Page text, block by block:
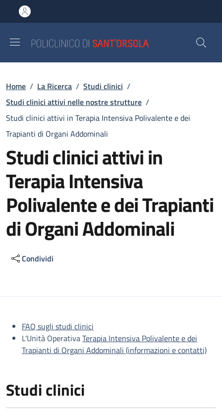
al contenuto principale
to footer content
Briciole di pane
Home / La Ricerca / Studi clinici /
Studi clinici attivi nelle nostre strutture /
Studi clinici attivi in Terapia Intensiva Polivalente e dei
Trapianti di Organi Addominali
Studi clinici attivi in
Terapia Intensiva
Polivalente e dei Trapianti
di Organi Addominali
Condividi
Descrizione
FAQ sugli studi clinici
L'Unità OperativaTerapia Intensiva Polivalente e dei
Trapianti di Organi Addominali (informazioni e contatti)
Studi clinici